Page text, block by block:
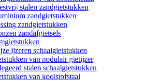
stalen zandgietstukken
zandgietstukken
zandgietstukken
zandafgietsels
ijzeren schaalgietstukken
van nodulair gietijzer
stalen schaalgietstukken
van koolstofstaal